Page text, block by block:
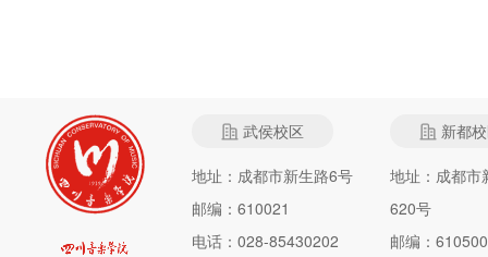
武侯校区
地址：成都市新生路6号
邮编：610021
电话：028-85430202
新都
地址：成都市
620号
邮编：610500